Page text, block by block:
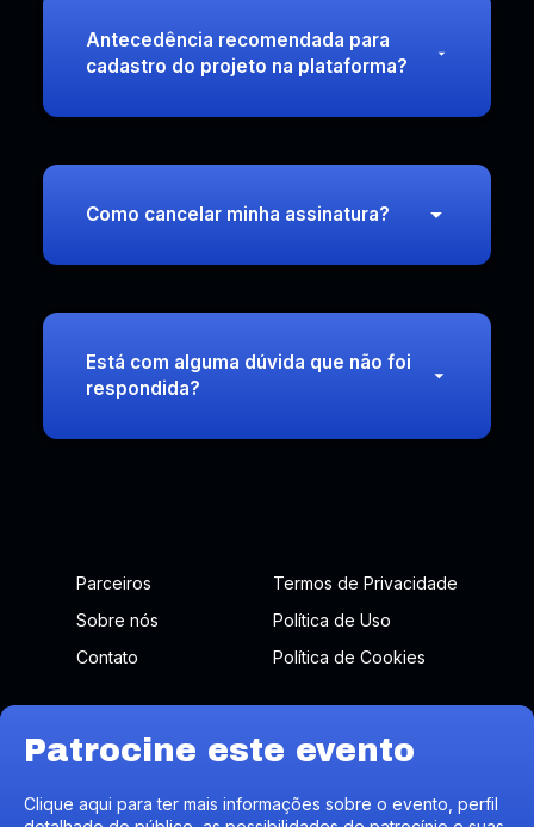
Patrocine este evento
Clique aqui para ter mais informações sobre o evento, perfil
Antecedência recomendada para
cadastro do projeto na plataforma?
Como cancelar minha assinatura?
Está com alguma dúvida que não foi
respondida?
Branding, conexões e negócios.
Parceiros
Termos de Privacidade
Sobre nós
Política de Uso
Contato
Política de Cookies